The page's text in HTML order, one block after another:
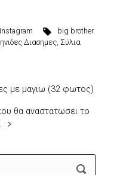
big brother
Διασημες, Σύλια
με μαγιω (32 φωτος)
θα αναστατωσει το